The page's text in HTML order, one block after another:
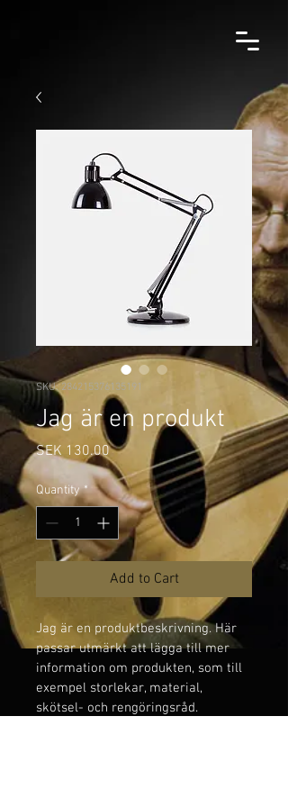
SKU: 284215376135191
Jag är en produkt
SEK 130.00Price
Quantity *
Add to Cart
Jag är en produktbeskrivning. Här
passar utmärkt att lägga till mer
information om produkten, som till
exempel storlekar, material,
skötsel- och rengöringsråd.